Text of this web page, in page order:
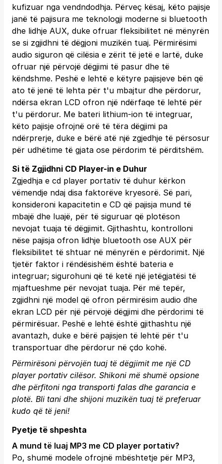
kufizuar nga vendndodhja. Përveç kësaj, këto pajisje
janë të pajisura me teknologji moderne si bluetooth
dhe lidhje AUX, duke ofruar fleksibilitet në mënyrën
se si zgjidhni të dëgjoni muzikën tuaj. Përmirësimi
audio siguron që cilësia e zërit të jetë e lartë, duke
ofruar një përvojë dëgjimi të pasur dhe të
këndshme. Peshë e lehtë e këtyre pajisjeve bën që
ato të jenë të lehta për t'u mbajtur dhe përdorur,
ndërsa ekran LCD ofron një ndërfaqe të lehtë për
t'u përdorur. Me bateri lithium-ion të integruar,
këto pajisje ofrojnë orë të tëra dëgjimi pa
ndërprerje, duke e bërë atë një zgjedhje të përsosur
për udhëtime të gjata ose përdorim të përditshëm.
Si të Zgjidhni CD Player-in e Duhur
Zgjedhja e cd player portativ të duhur kërkon
vëmendje ndaj disa faktorëve kryesorë. Së pari,
konsideroni kapacitetin e CD që pajisja mund të
mbajë dhe luajë, për të siguruar që plotëson
nevojat tuaja të dëgjimit. Gjithashtu, kontrolloni
nëse pajisja ofron lidhje bluetooth ose AUX për
fleksibilitet të shtuar në mënyrën e përdorimit. Një
tjetër faktor i rëndësishëm është bateria e
integruar; sigurohuni që të ketë një jetëgjatësi të
mjaftueshme për nevojat tuaja. Për më tepër,
zgjidhni një model që ofron përmirësim audio dhe
ekran LCD për një përvojë dëgjimi dhe përdorimi të
përmirësuar. Peshë e lehtë është gjithashtu një
avantazh, duke e bërë pajisjen të lehtë për t'u
transportuar dhe përdorur në çdo kohë.
Përmirësoni përvojën tuaj të dëgjimit me një CD
player portativ cilësor. Shikoni më shumë opsione
dhe përfitoni nga transporti falas dhe garancia e
plotë. Bli tani dhe shijoni muzikën tuaj të preferuar
kudo që të jeni!
Pyetje të shpeshta
A mund të luaj MP3 me CD player portativ?
Po, shumë modele ofrojnë mbështetje për MP3,